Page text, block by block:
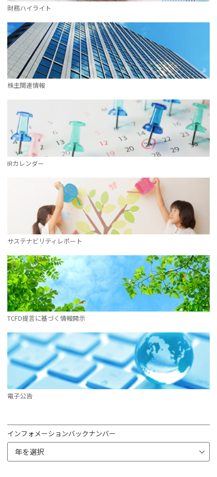
財務ハイライト
株主関連情報
IRカレンダー
サステナビリティレポート
TCFD提言に基づく情報開示
電子公告
インフォメーションバックナンバー